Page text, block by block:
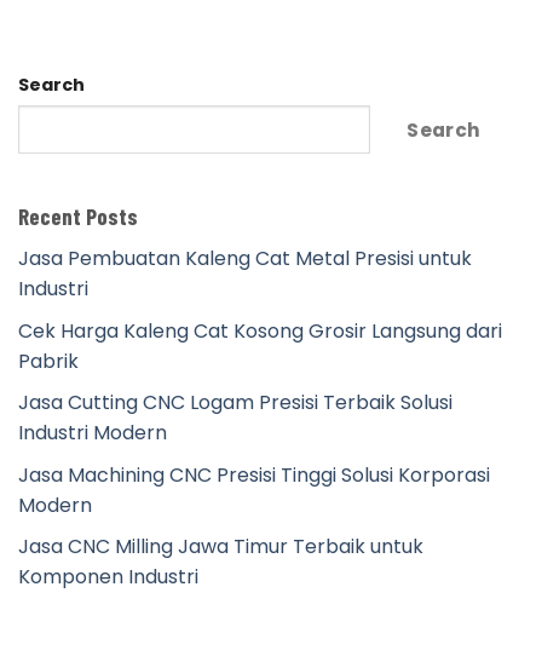
Search
Search
Recent Posts
Jasa Pembuatan Kaleng Cat Metal Presisi untuk
Industri
Cek Harga Kaleng Cat Kosong Grosir Langsung dari
Pabrik
Jasa Cutting CNC Logam Presisi Terbaik Solusi
Industri Modern
Jasa Machining CNC Presisi Tinggi Solusi Korporasi
Modern
Jasa CNC Milling Jawa Timur Terbaik untuk
Komponen Industri